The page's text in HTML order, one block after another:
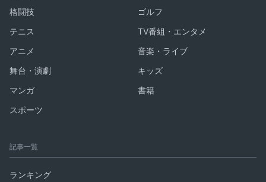
格闘技
ゴルフ
テニス
TV番組・エンタメ
アニメ
音楽・ライブ
舞台・演劇
キッズ
マンガ
書籍
スポーツ
記事一覧
ランキング